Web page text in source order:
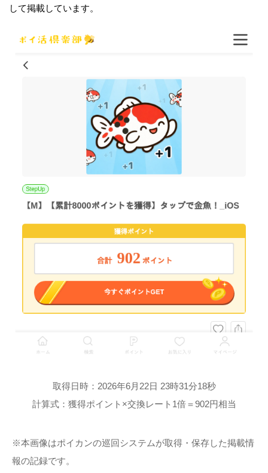
して掲載しています。
取得日時：2026年6月22日 23時31分18秒
計算式：獲得ポイント×交換レート1倍＝902円相当
※本画像はポイカンの巡回システムが取得・保存した掲載情
報の記録です。